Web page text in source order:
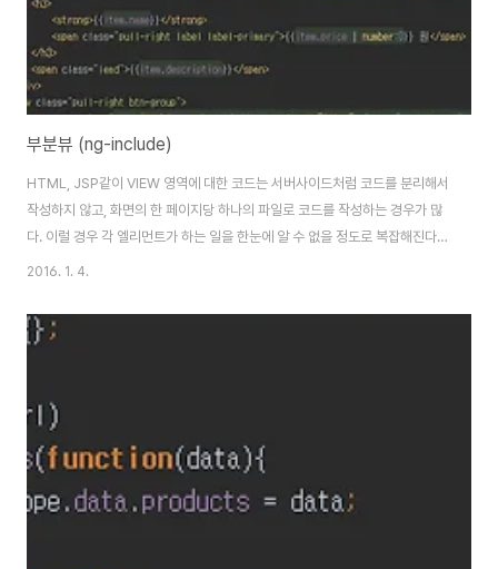
부분뷰 (ng-include)
HTML, JSP같이 VIEW 영역에 대한 코드는 서버사이드처럼 코드를 분리해서
작성하지 않고, 화면의 한 페이지당 하나의 파일로 코드를 작성하는 경우가 많
다. 이럴 경우 각 엘리먼트가 하는 일을 한눈에 알 수 없을 정도로 복잡해진다.
다행히 AngularJS에서는 마크업 파일을 분리, 호출 할수 있는 디렉티브를 제
스트를 나타내는 product.html 의 코드이다. 현재는 그리 코드가 많지 않지
만, 점차 기능을 붙임에 따라 코드가 늘어날 것이므로 ng-include를 사용하여
2016. 1. 4.